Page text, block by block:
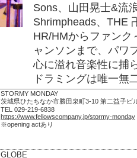
Sons、山田晃士&流
Shrimpheads、THE
HR/HMからファンク
ャンソンまで、パワ
心に溢れ音楽性に捕
ドラミングは唯一無
STORMY MONDAY
茨城県ひたちなか市勝田泉町3-10 第二益子ビ
TEL 029-219-6838
https://www.fellowscompany.jp/stormy-monday
※opening actあり
GLOBE